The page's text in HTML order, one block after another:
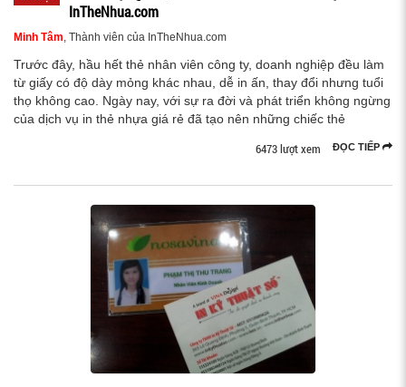
InTheNhua.com
Minh Tâm, Thành viên của InTheNhua.com
Trước đây, hầu hết thẻ nhân viên công ty, doanh nghiệp đều làm
từ giấy có độ dày mỏng khác nhau, dễ in ấn, thay đổi nhưng tuổi
thọ không cao. Ngày nay, với sự ra đời và phát triển không ngừng
của dịch vụ in thẻ nhựa giá rẻ đã tạo nên những chiếc thẻ
ĐỌC TIẾP
6473 lượt xem